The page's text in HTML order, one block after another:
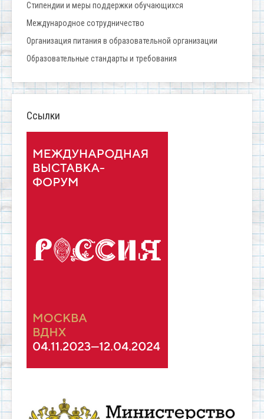
Стипендии и меры поддержки обучающихся
Международное сотрудничество
Организация питания в образовательной организации
Образовательные стандарты и требования
Ссылки